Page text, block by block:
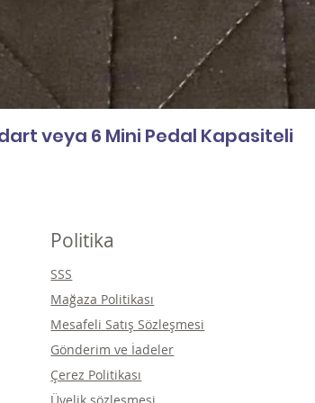
veya 6 Mini Pedal Kapasiteli
Politika
SSS
Mağaza Politikası
Mesafeli Satış Sözleşmesi
Gönderim ve İadeler
Çerez Politikası